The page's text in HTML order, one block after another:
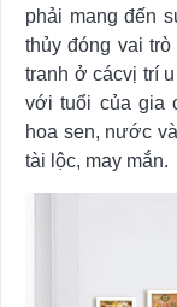
phải mang đến
thủy đóng vai
tranh ở cácvị trí
với tuổi của gia
hoa sen, nước
tài lộc, may mắn.